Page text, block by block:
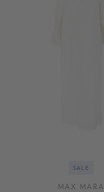
SALE
MAX MARA